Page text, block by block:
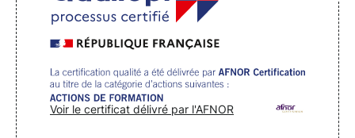
Voir le certificat délivré par l'AFNOR